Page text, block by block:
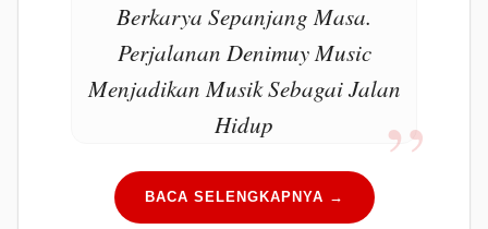
Berkarya Sepanjang Masa.
Perjalanan Denimuy Music
Menjadikan Musik Sebagai Jalan
Hidup
BACA SELENGKAPNYA →